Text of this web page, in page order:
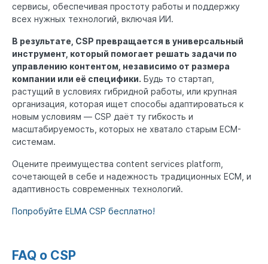
сервисы, обеспечивая простоту работы и поддержку
всех нужных технологий, включая ИИ.
В результате, CSP превращается в универсальный
инструмент, который помогает решать задачи по
управлению контентом, независимо от размера
компании или её специфики. Будь то стартап,
растущий в условиях гибридной работы, или крупная
организация, которая ищет способы адаптироваться к
новым условиям — CSP даёт ту гибкость и
масштабируемость, которых не хватало старым ECM-
системам.
Оцените преимущества content services platform,
сочетающей в себе и надежность традиционных ECM, и
адаптивность современных технологий.
Попробуйте ELMA CSP бесплатно!
FAQ о CSP